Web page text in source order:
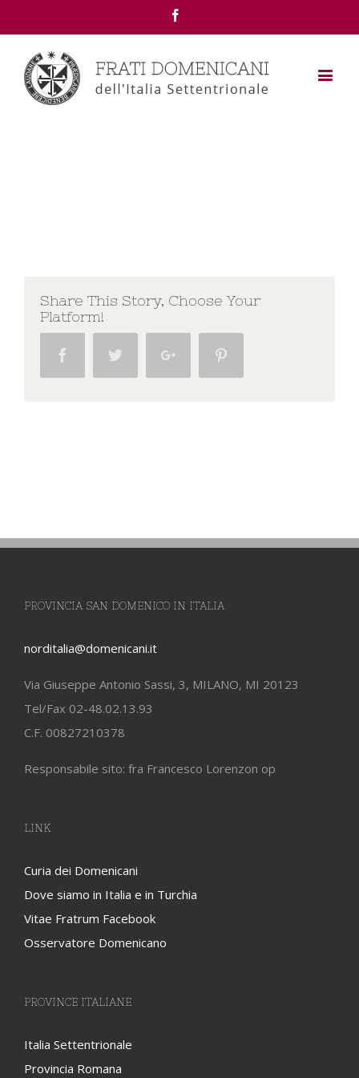
Share This Story, Choose Your
Platform!
Facebook Twitter Google+
PROVINCIA SAN DOMENICO IN ITALIA
norditalia@domenicani.it
Via Giuseppe Antonio Sassi, 3, MILANO, MI 20123
Tel/Fax 02-48.02.13.93
C.F. 00827210378
Responsabile sito: fra Francesco Lorenzon op
LINK
Curia dei Domenicani
Dove siamo in Italia e in Turchia
Vitae Fratrum Facebook
Osservatore Domenicano
PROVINCE ITALIANE
Italia Settentrionale
Provincia Romana